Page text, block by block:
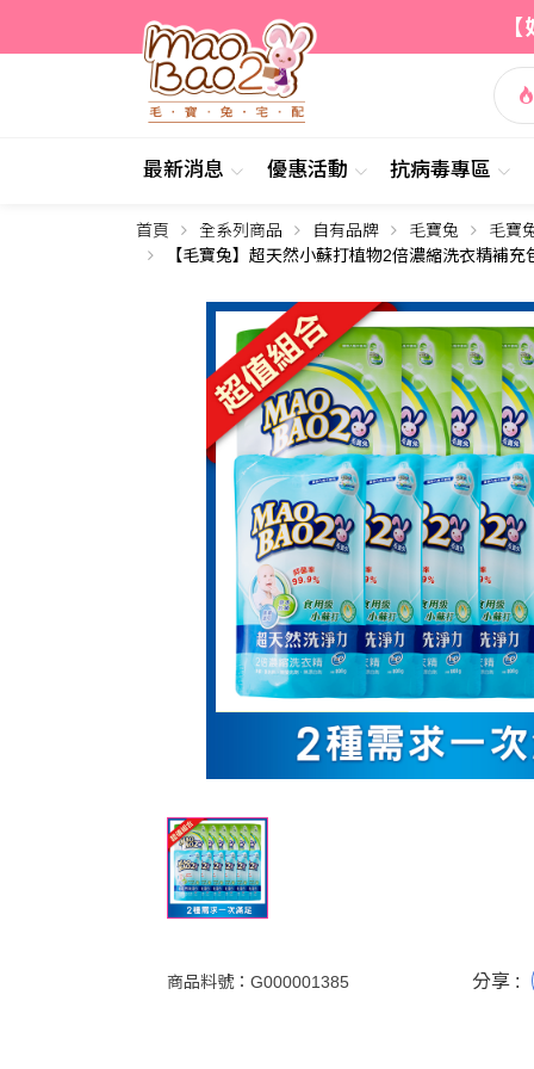
最新消息 優惠活動 抗病毒專區
簡介 內容
首頁 全系列商品 自有品牌 毛寶兔
毛寶
【毛寶兔】超天然小蘇打植物2倍濃縮洗衣精補
商品料號： G000001385 分享 :